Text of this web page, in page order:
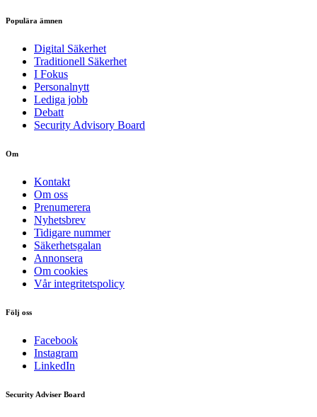
Populära ämnen
Digital Säkerhet
Traditionell Säkerhet
I Fokus
Personalnytt
Lediga jobb
Debatt
Security Advisory Board
Om
Kontakt
Om oss
Prenumerera
Nyhetsbrev
Tidigare nummer
Säkerhetsgalan
Annonsera
Om cookies
Vår integritetspolicy
Följ oss
Facebook
Instagram
LinkedIn
Security Adviser Board